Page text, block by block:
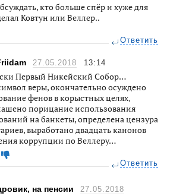
кто больше спёр и хуже для
Ковтун или Веллер..
Ответить
27.05.2018 13:14
Первый Никейский Собор…
веры, окончательно осуждено
фенов в корыстных целях,
порицание использования
на банкеты, определена цензура
выработано двадцать канонов
коррупции по Веллеру…
Ответить
на пенсии
27.05.2018